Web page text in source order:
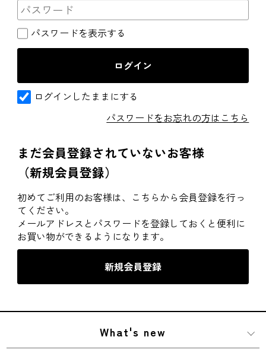
パスワードを表示する
ログインしたままにする
パスワードをお忘れの方はこちら
まだ会員登録されていないお客様
（新規会員登録）
初めてご利用のお客様は、こちらから会員登録を行っ
てください。
メールアドレスとパスワードを登録しておくと便利に
お買い物ができるようになります。
What's new